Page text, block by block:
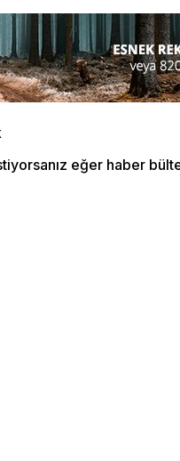
eğer haber